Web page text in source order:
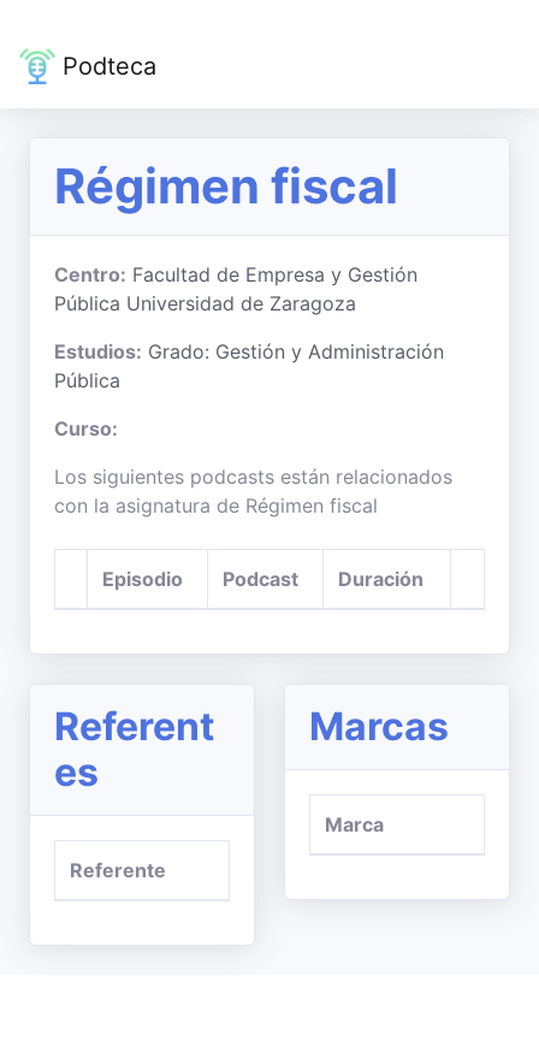
Podteca
Régimen fiscal
Centro: Facultad de Empresa y Gestión
Pública Universidad de Zaragoza
Estudios: Grado: Gestión y Administración
Pública
Curso:
Los siguientes podcasts están relacionados
con la asignatura de Régimen fiscal
Episodio Podcast Duración
Referent
es
Referente
Marcas
Marca